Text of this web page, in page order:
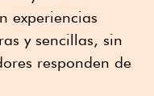
experiencias
y sencillas, sin
responden de